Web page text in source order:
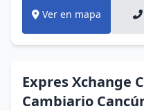
Ver en mapa
Expres Xchange
Cambiario